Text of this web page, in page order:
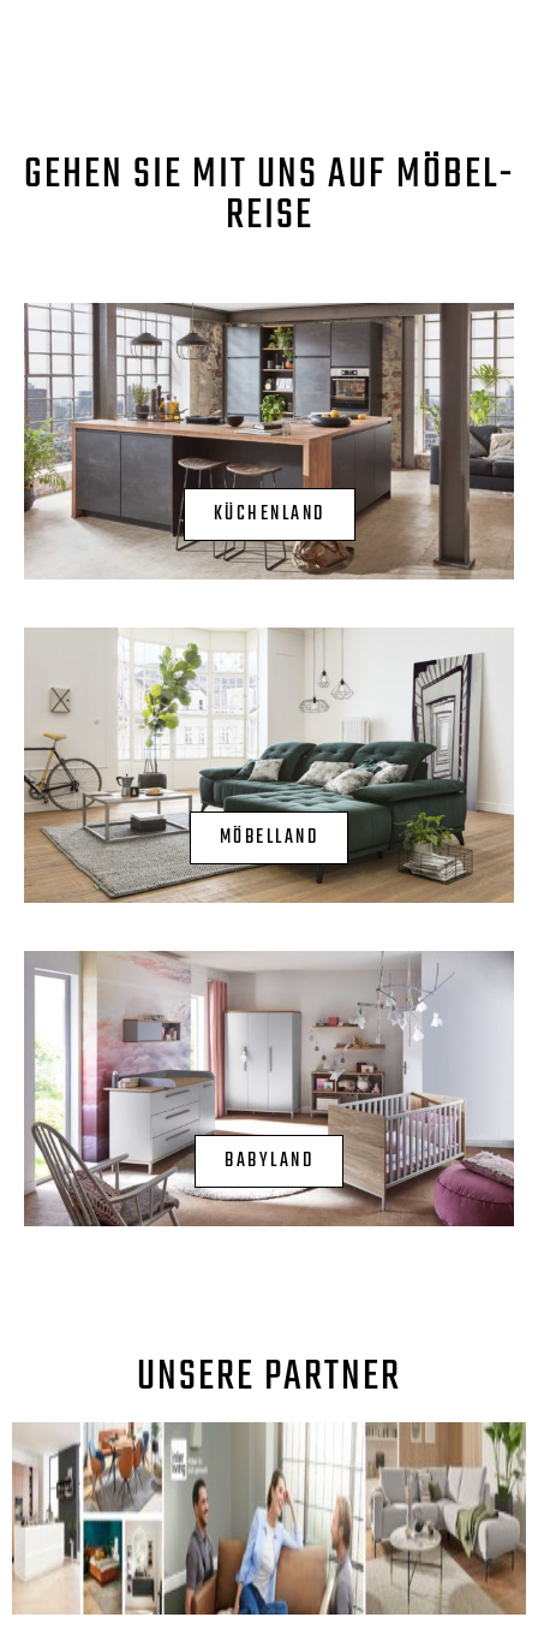
GEHEN SIE MIT UNS AUF MÖBEL-
REISE
KÜCHENLAND
MÖBELLAND
BABYLAND
UNSERE PARTNER